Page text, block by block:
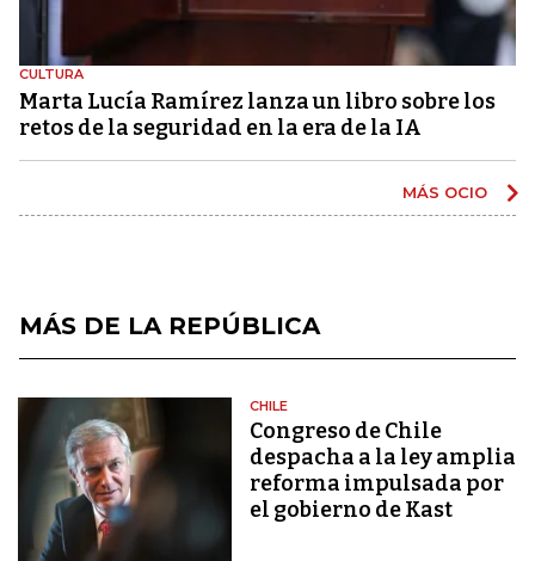
CULTURA
Marta Lucía Ramírez lanza un libro sobre los
retos de la seguridad en la era de la IA
MÁS OCIO
MÁS DE LA REPÚBLICA
CHILE
Congreso de Chile
despacha a la ley amplia
reforma impulsada por
el gobierno de Kast